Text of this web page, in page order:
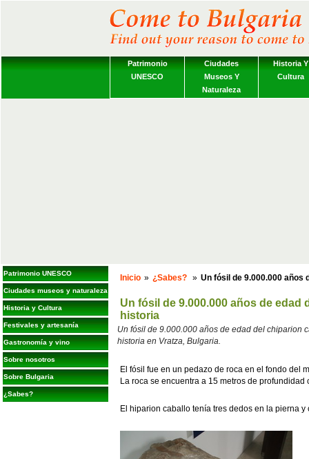
Patrimonio
UNESCO
Ciudades
Museos Y
Naturaleza
Historia Y
Cultura
Patrimonio UNESCO
Ciudades museos y naturaleza
Historia y Cultura
Festivales y artesanía
Gastronomía y vino
Sobre nosotros
Sobre Bulgaria
¿Sabes?
Inicio » ¿Sabes? » Un fósil de 9.000.000 años
Un fósil de 9.000.000 años de
historia
Un fósil de 9.000.000 años de edad del chiparion
historia en Vratza, Bulgaria.
El fósil fue en un pedazo de roca en el fondo del
La roca se encuentra a 15 metros de
El hiparion caballo tenía tres dedos en la pierna